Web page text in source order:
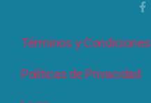
Términos y Condiciones
Políticas de Privacidad